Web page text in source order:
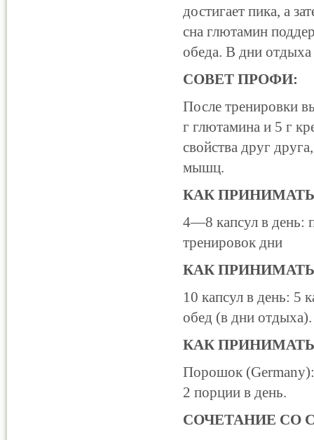
достигает пика, а
сна глютамин
обеда. В дни отдыха
СОВЕТ ПРОФИ:
После тренировки
г глютамина и 5 г
свойства друг
мышц.
КАК ПРИНИМАТЬ
4—8 капсул в день:
тренировок дни
КАК ПРИНИМАТЬ
10 капсул в день: 5
обед (в дни отдыха).
КАК
Порошок
2 порции в день.
СОЧЕТАНИЕ СО